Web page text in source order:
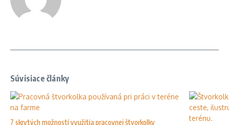
Súvisiace články
7 skrytých možností využitia pracovnej štvorkolky